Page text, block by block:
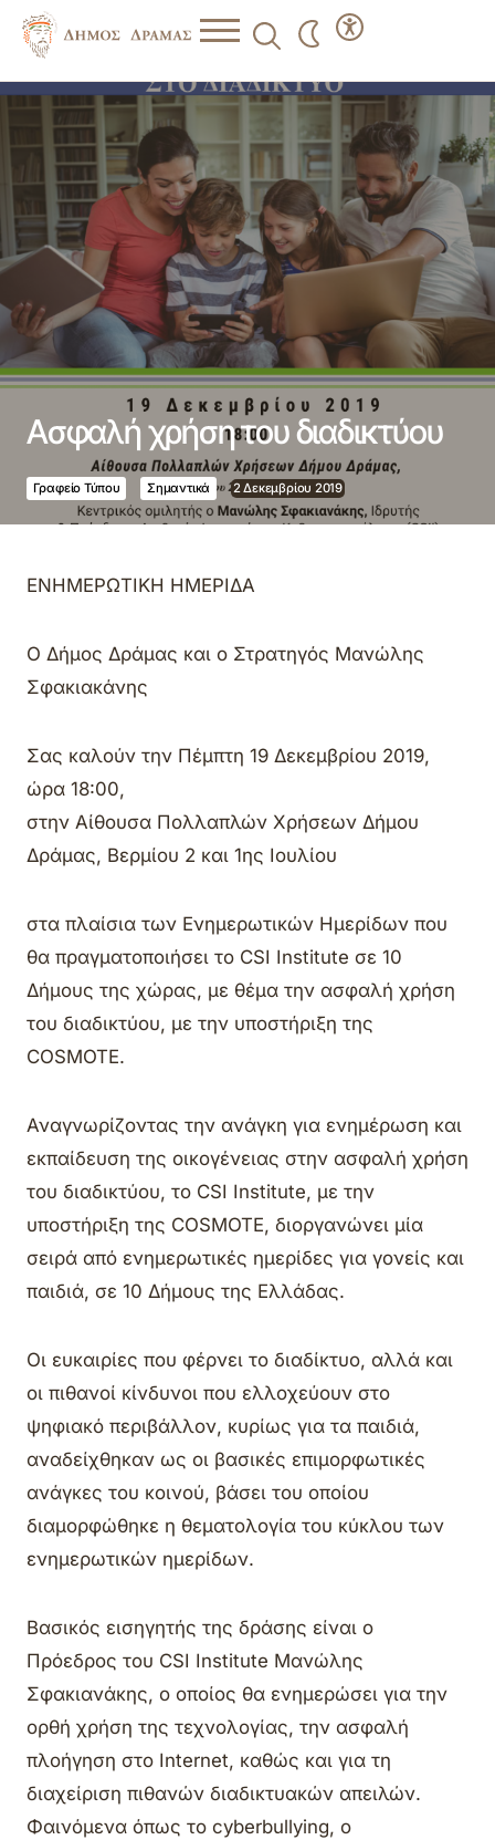
Ασφαλή χρήση του διαδικτύου
Ασφαλή χρήση του διαδικτύου
Γραφείο Τύπου Σημαντικά 2 Δεκεμβρίου 2019
ΕΝΗΜΕΡΩΤΙΚΗ ΗΜΕΡΙΔΑ
Ο Δήμος Δράμας και ο Στρατηγός Μανώλης
Σφακιακάνης
Σας καλούν την Πέμπτη 19 Δεκεμβρίου 2019,
ώρα 18:00,
στην Αίθουσα Πολλαπλών Χρήσεων Δήμου
Δράμας, Βερμίου 2 και 1ης Ιουλίου
στα πλαίσια των Ενημερωτικών Ημερίδων που
θα πραγματοποιήσει το CSI Institute σε 10
Δήμους της χώρας, με θέμα την ασφαλή χρήση
του διαδικτύου, με την υποστήριξη της
COSMOTE.
Αναγνωρίζοντας την ανάγκη για ενημέρωση και
εκπαίδευση της οικογένειας στην ασφαλή χρήση
του διαδικτύου, το CSI Institute, με την
υποστήριξη της COSMOTE, διοργανώνει μία
σειρά από ενημερωτικές ημερίδες για γονείς και
παιδιά, σε 10 Δήμους της Ελλάδας.
Οι ευκαιρίες που φέρνει το διαδίκτυο, αλλά και
οι πιθανοί κίνδυνοι που ελλοχεύουν στο
ψηφιακό περιβάλλον, κυρίως για τα παιδιά,
αναδείχθηκαν ως οι βασικές επιμορφωτικές
ανάγκες του κοινού, βάσει του οποίου
διαμορφώθηκε η θεματολογία του κύκλου των
ενημερωτικών ημερίδων.
Βασικός εισηγητής της δράσης είναι ο
Πρόεδρος του CSI Institute Μανώλης
Σφακιανάκης, ο οποίος θα ενημερώσει για την
ορθή χρήση της τεχνολογίας, την ασφαλή
πλοήγηση στο Internet, καθώς και για τη
διαχείριση πιθανών διαδικτυακών απειλών.
Φαινόμενα όπως το cyberbullying, ο